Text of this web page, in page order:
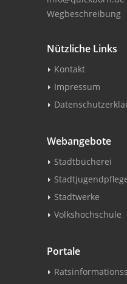
Wegbeschreibung
Nützliche Links
Kontakt
Impressum
Webangebote
Stadtbücherei
Stadtwerke
Volkshochschule
Portale